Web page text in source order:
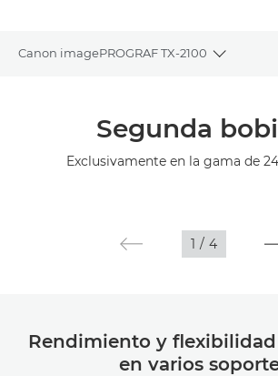
Canon imagePROGRAF TX-2100
Toggle
Segunda
Exclusivamente en la gama de
1 / 4
Rendimiento y
en varios